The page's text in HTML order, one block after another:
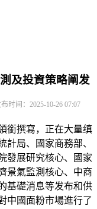
及投資策略阐发
时间：2025-10-26 07:07
撰寫，正在大量缜
計局、國家商務部、
發展研究核心、國家
景氣監測核心、中商
基礎消息等发布和供
中國面粉市場進行了